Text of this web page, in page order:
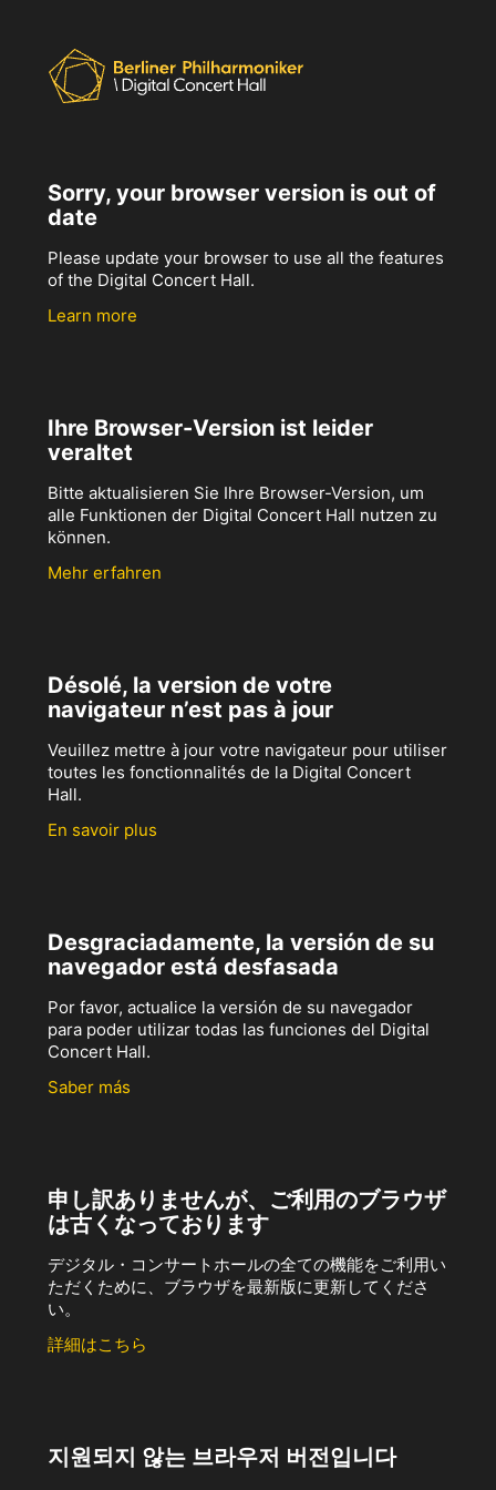
Sorry, your browser version is out of
date
Please update your browser to use all the features
of the Digital Concert Hall.
Learn more
Ihre Browser-Version ist leider
veraltet
Bitte aktualisieren Sie Ihre Browser-Version, um
alle Funktionen der Digital Concert Hall nutzen zu
können.
Mehr erfahren
Désolé, la version de votre
navigateur n’est pas à jour
Veuillez mettre à jour votre navigateur pour utiliser
toutes les fonctionnalités de la Digital Concert
Hall.
En savoir plus
Desgraciadamente, la versión de su
navegador está desfasada
Por favor, actualice la versión de su navegador
para poder utilizar todas las funciones del Digital
Concert Hall.
Saber más
申し訳ありませんが、ご利用のブラウザ
は古くなっております
デジタル・コンサートホールの全ての機能をご利用い
ただくために、ブラウザを最新版に更新してくださ
い。
詳細はこちら
지원되지 않는 브라우저 버전입니다